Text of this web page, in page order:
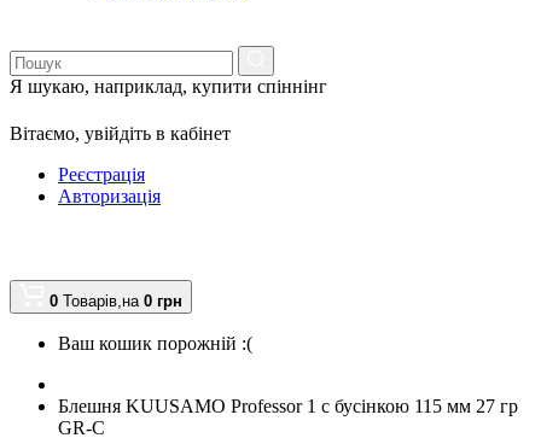
Я шукаю, наприклад, купити спіннінг
Вітаємо, увійдіть в кабінет
Реєстрація
Авторизація
0 Товарів,на 0 грн
Ваш кошик порожній :(
Блешня KUUSAMO Professor 1 с бусінкою 115 мм 27 гр
GR-C